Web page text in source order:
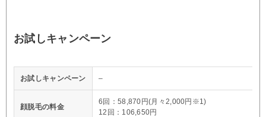
お試しキャンペーン
お試しキャンペーン –
顔脱毛の料金
6回：58,870円(月々2,000円※1)
12回：106,650円